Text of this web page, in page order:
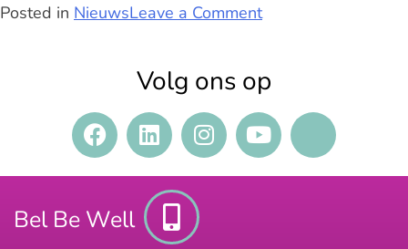
Posted in NieuwsLeave a Comment
Volg ons op
Bel Be Well